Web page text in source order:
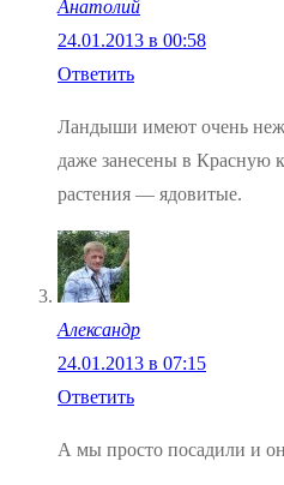
Анатолий
24.01.2013 в 00:58
Ответить
Ландыши имеют очень
даже занесены в Красную
растения — ядовитые.
Александр
24.01.2013 в 07:15
Ответить
А мы просто посадили и